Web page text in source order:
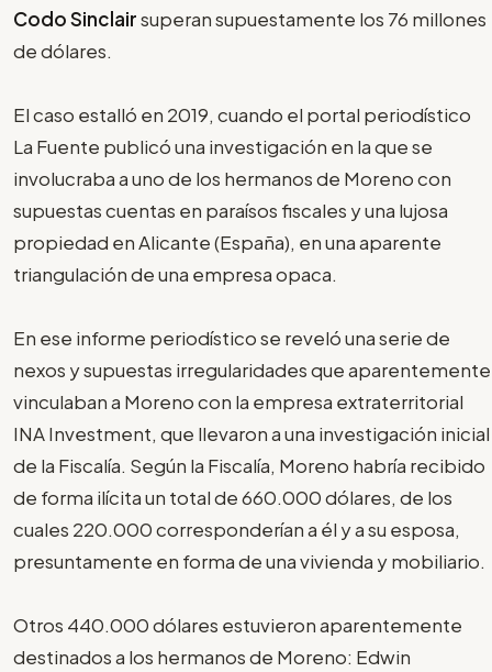
Codo Sinclairsuperan supuestamente los 76 millones
de dólares.
El caso estalló en 2019, cuando el portal periodístico
La Fuente publicó una investigación en la que se
involucraba a uno de los hermanos de Moreno con
supuestas cuentas en paraísos fiscales y una lujosa
propiedad en Alicante (España), en una aparente
triangulación de una empresa opaca.
En ese informe periodístico se reveló una serie de
nexos y supuestas irregularidades que aparentemente
vinculaban a Moreno con la empresa extraterritorial
INA Investment, que llevaron a una investigación inicial
de la Fiscalía. Según la Fiscalía, Moreno habría recibido
de forma ilícita un total de 660.000 dólares, de los
cuales 220.000 corresponderían a él y a su esposa,
presuntamente en forma de una vivienda y mobiliario.
Otros 440.000 dólares estuvieron aparentemente
destinados a los hermanos de Moreno: Edwin